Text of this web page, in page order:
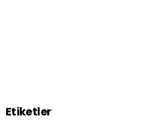
Etiketler